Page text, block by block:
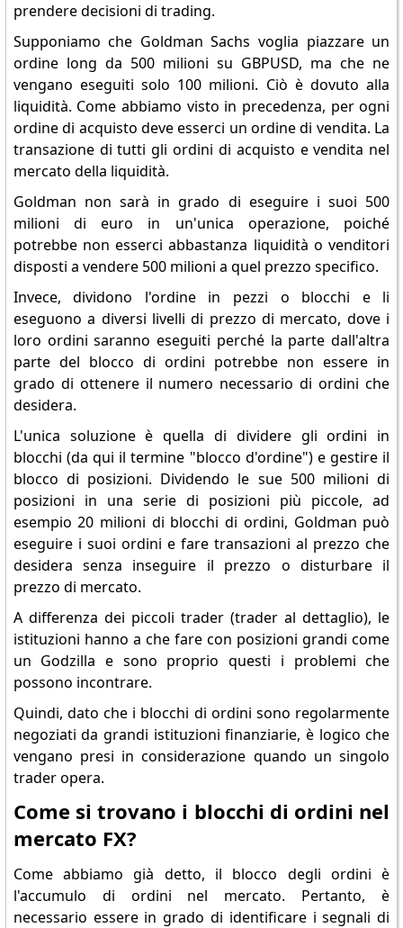
prendere decisioni di trading.
Supponiamo che Goldman Sachs voglia piazzare un
ordine long da 500 milioni su GBPUSD, ma che ne
vengano eseguiti solo 100 milioni. Ciò è dovuto alla
liquidità. Come abbiamo visto in precedenza, per ogni
ordine di acquisto deve esserci un ordine di vendita. La
transazione di tutti gli ordini di acquisto e vendita nel
mercato della liquidità.
Goldman non sarà in grado di eseguire i suoi 500
milioni di euro in un'unica operazione, poiché
potrebbe non esserci abbastanza liquidità o venditori
disposti a vendere 500 milioni a quel prezzo specifico.
Invece, dividono l'ordine in pezzi o blocchi e li
eseguono a diversi livelli di prezzo di mercato, dove i
loro ordini saranno eseguiti perché la parte dall'altra
parte del blocco di ordini potrebbe non essere in
grado di ottenere il numero necessario di ordini che
desidera.
L'unica soluzione è quella di dividere gli ordini in
blocchi (da qui il termine "blocco d'ordine") e gestire il
blocco di posizioni. Dividendo le sue 500 milioni di
posizioni in una serie di posizioni più piccole, ad
esempio 20 milioni di blocchi di ordini, Goldman può
eseguire i suoi ordini e fare transazioni al prezzo che
desidera senza inseguire il prezzo o disturbare il
prezzo di mercato.
A differenza dei piccoli trader (trader al dettaglio), le
istituzioni hanno a che fare con posizioni grandi come
un Godzilla e sono proprio questi i problemi che
possono incontrare.
Quindi, dato che i blocchi di ordini sono regolarmente
negoziati da grandi istituzioni finanziarie, è logico che
vengano presi in considerazione quando un singolo
trader opera.
Come si trovano i blocchi di ordini nel
mercato FX?
Come abbiamo già detto, il blocco degli ordini è
l'accumulo di ordini nel mercato. Pertanto, è
necessario essere in grado di identificare i segnali di